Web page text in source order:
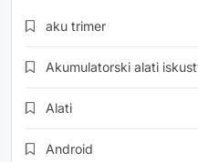
aku trimer
Akumulatorski alati
Alati
Android